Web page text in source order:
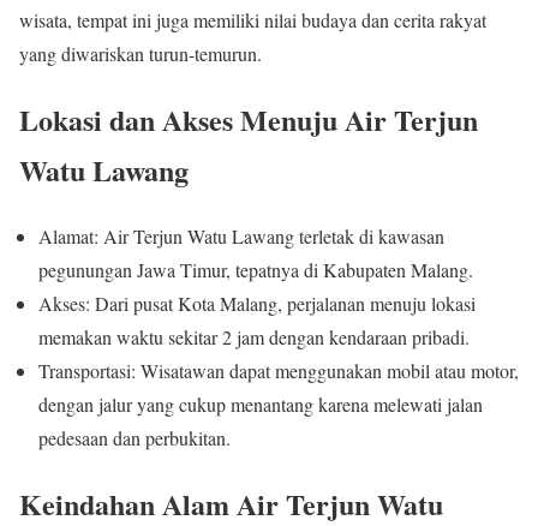
wisata, tempat ini juga memiliki nilai budaya dan cerita rakyat
yang diwariskan turun-temurun.
Lokasi dan Akses Menuju Air Terjun
Watu Lawang
Alamat: Air Terjun Watu Lawang terletak di kawasan
pegunungan Jawa Timur, tepatnya di Kabupaten Malang.
Akses: Dari pusat Kota Malang, perjalanan menuju lokasi
memakan waktu sekitar 2 jam dengan kendaraan pribadi.
Transportasi: Wisatawan dapat menggunakan mobil atau motor,
dengan jalur yang cukup menantang karena melewati jalan
pedesaan dan perbukitan.
Keindahan Alam Air Terjun Watu